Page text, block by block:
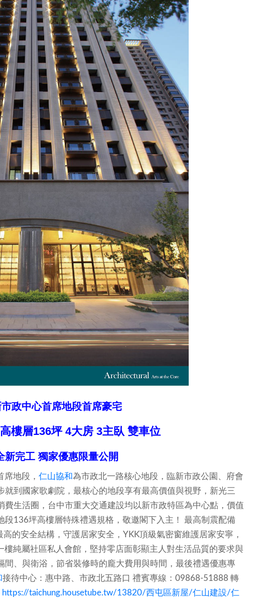
市政中心首席地段首席豪宅
高樓層136坪 4大房 3主臥 雙車位
新完工 獨家優惠限量公開
地段， 仁山協和為市政北一路核心地段，臨新市政公園、府會
就到國家歌劇院，最核心的地段享有最高價值與視野，新光三
費生活圈，台中市重大交通建設均以新市政特區為中心點，價值
136坪高樓層特殊禮遇規格，敬邀閣下入主！ 最高制震配備
的安全結構，守護居家安全，YKK頂級氣密窗維護居家安寧，
純屬社區私人會館，堅持零店面彰顯主人對生活品質的要求與
間、與衛浴，節省裝修時的龐大費用與時間，最後禮遇優惠專
接待中心：惠中路、市政北五路口 禮賓專線：09868-51888 轉
https://taichung.housetube.tw/13820/西屯區新屋/仁山建設/仁